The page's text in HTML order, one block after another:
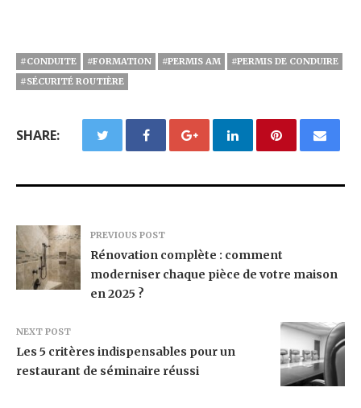
#CONDUITE #FORMATION #PERMIS AM
#PERMIS DE CONDUIRE
#SÉCURITÉ ROUTIÈRE
SHARE:
PREVIOUS POST
Rénovation complète : comment
moderniser chaque pièce de votre maison
en 2025 ?
NEXT POST
Les 5 critères indispensables pour un
restaurant de séminaire réussi